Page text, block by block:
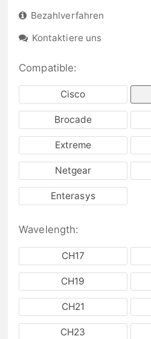
Bezahlverfahren
Kontaktiere uns
Compatible:
Cisco
Brocade
Extreme
Netgear
Enterasys
Wavelength:
CH17
CH19
CH21
CH23